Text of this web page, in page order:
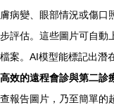
膚病變、眼部情況或傷口
步評估。這些圖片可自動
檔案。AI模型能標記出潛
高效的遠程會診與第二診
查報告圖片，乃至簡單的